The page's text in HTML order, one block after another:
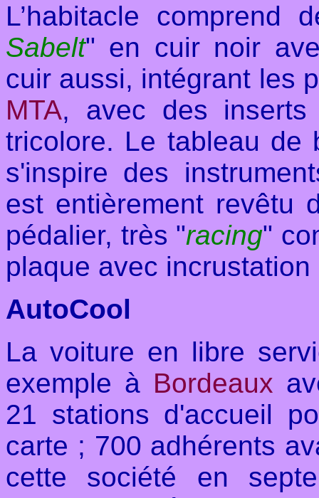
L’habitacle comprend
Sabelt" en cuir noir
cuir aussi, intégrant les
MTA, avec des
tricolore. Le tableau
s'inspire des
est entièrement revêtu
pédalier, très "racing"
plaque avec
AutoCool
La voiture en libre
exemple à Bordeaux
21 stations d'accueil
carte ; 700 adhérents
cette société en